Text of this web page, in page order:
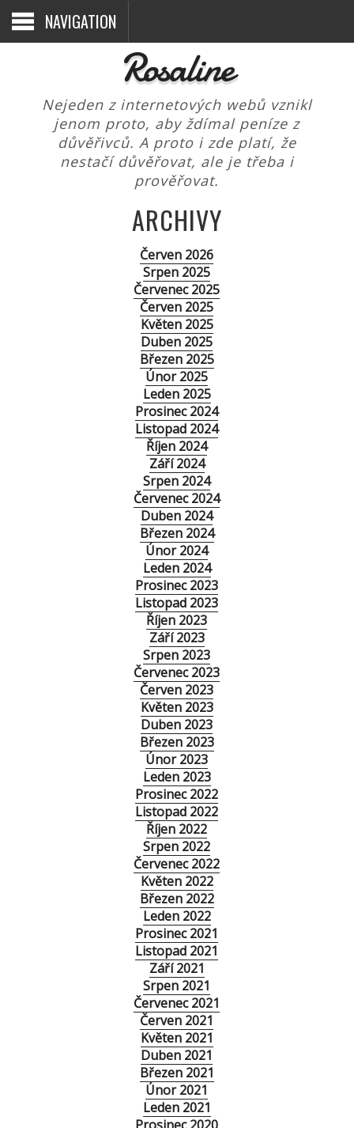
NAVIGATION
Rosaline
Nejeden z internetových webů vznikl
jenom proto, aby ždímal peníze z
důvěřivců. A proto i zde platí, že
nestačí důvěřovat, ale je třeba i
prověřovat.
ARCHIVY
Červen 2026
Srpen 2025
Červenec 2025
Červen 2025
Květen 2025
Duben 2025
Březen 2025
Únor 2025
Leden 2025
Prosinec 2024
Listopad 2024
Říjen 2024
Září 2024
Srpen 2024
Červenec 2024
Duben 2024
Březen 2024
Únor 2024
Leden 2024
Prosinec 2023
Listopad 2023
Říjen 2023
Září 2023
Srpen 2023
Červenec 2023
Červen 2023
Květen 2023
Duben 2023
Březen 2023
Únor 2023
Leden 2023
Prosinec 2022
Listopad 2022
Říjen 2022
Srpen 2022
Červenec 2022
Květen 2022
Březen 2022
Leden 2022
Prosinec 2021
Listopad 2021
Září 2021
Srpen 2021
Červenec 2021
Červen 2021
Květen 2021
Duben 2021
Březen 2021
Únor 2021
Leden 2021
Prosinec 2020